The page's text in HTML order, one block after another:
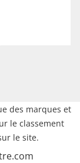
des marques et
le classement
le site.